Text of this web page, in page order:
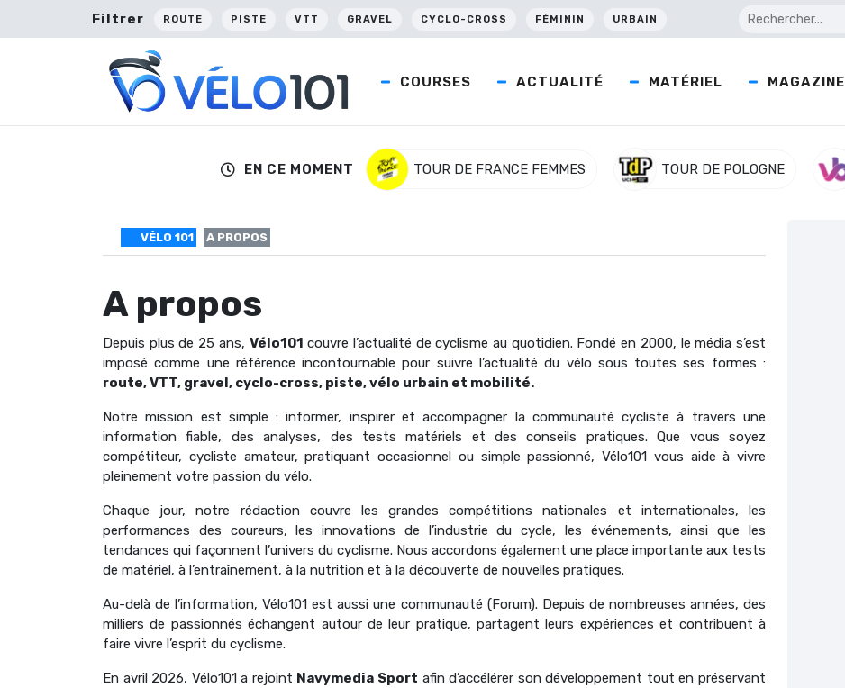
Filtrer ROUTE PISTE VTT GRAVEL CYCLO-CROSS FÉMININ URBAIN
COURSES ACTUALITÉ MATÉRIEL MAGAZINE
EN CE MOMENT TOUR DE FRANCE FEMMES TOUR DE POLOGNE
VÉLO 101 A PROPOS
A propos
Depuis plus de 25 ans, Vélo101 couvre l’actualité de cyclisme au quotidien. Fondé en 2000, le média s’est
imposé comme une référence incontournable pour suivre l’actualité du vélo sous toutes ses formes :
route, VTT, gravel, cyclo-cross, piste, vélo urbain et mobilité.
Notre mission est simple : informer, inspirer et accompagner la communauté cycliste à travers une
information fiable, des analyses, des tests matériels et des conseils pratiques. Que vous soyez
compétiteur, cycliste amateur, pratiquant occasionnel ou simple passionné, Vélo101 vous aide à vivre
pleinement votre passion du vélo.
Chaque jour, notre rédaction couvre les grandes compétitions nationales et internationales, les
performances des coureurs, les innovations de l’industrie du cycle, les événements, ainsi que les
tendances qui façonnent l’univers du cyclisme. Nous accordons également une place importante aux tests
de matériel, à l’entraînement, à la nutrition et à la découverte de nouvelles pratiques.
Au-delà de l’information, Vélo101 est aussi une communauté (Forum). Depuis de nombreuses années, des
milliers de passionnés échangent autour de leur pratique, partagent leurs expériences et contribuent à
faire vivre l’esprit du cyclisme.
En avril 2026, Vélo101 a rejoint Navymedia Sport afin d’accélérer son développement tout en préservant